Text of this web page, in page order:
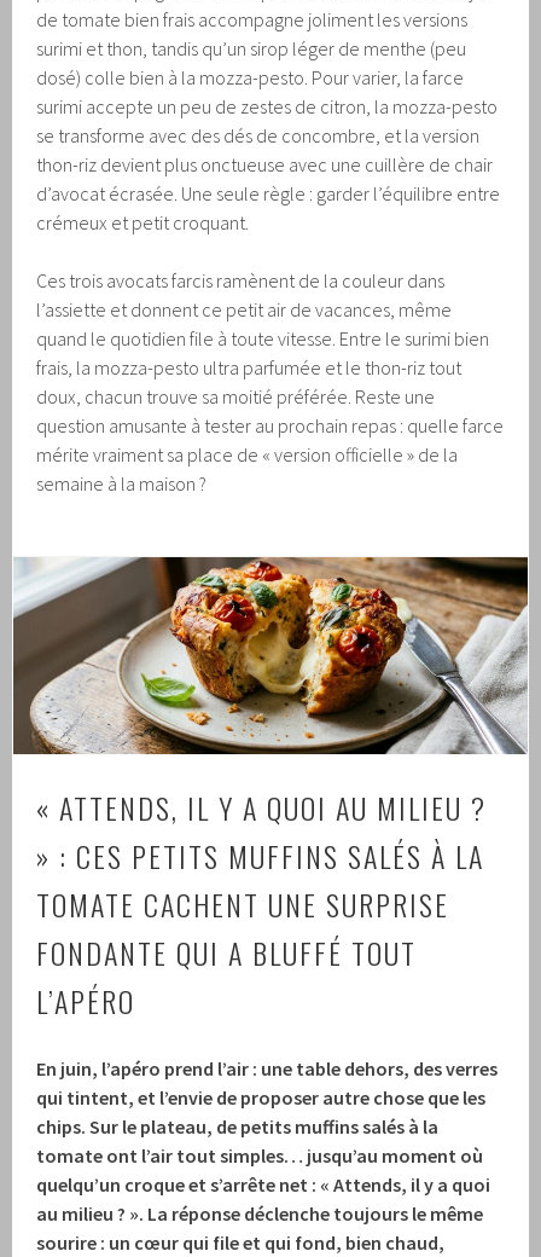
de tomate bien frais accompagne joliment les versions
surimi et thon, tandis qu’un sirop léger de menthe (peu
dosé) colle bien à la mozza-pesto. Pour varier, la farce
surimi accepte un peu de zestes de citron, la mozza-pesto
se transforme avec des dés de concombre, et la version
thon-riz devient plus onctueuse avec une cuillère de chair
d’avocat écrasée. Une seule règle : garder l’équilibre entre
crémeux et petit croquant.
Ces trois avocats farcis ramènent de la couleur dans
l’assiette et donnent ce petit air de vacances, même
quand le quotidien file à toute vitesse. Entre le surimi bien
frais, la mozza-pesto ultra parfumée et le thon-riz tout
doux, chacun trouve sa moitié préférée. Reste une
question amusante à tester au prochain repas : quelle farce
mérite vraiment sa place de « version officielle » de la
semaine à la maison ?
« ATTENDS, IL Y A QUOI AU MILIEU ?
» : CES PETITS MUFFINS SALÉS À LA
TOMATE CACHENT UNE SURPRISE
FONDANTE QUI A BLUFFÉ TOUT
L’APÉRO
En juin, l’apéro prend l’air : une table dehors, des verres
qui tintent, et l’envie de proposer autre chose que les
chips. Sur le plateau, de petits muffins salés à la
tomate ont l’air tout simples… jusqu’au moment où
quelqu’un croque et s’arrête net : « Attends, il y a quoi
au milieu ? ». La réponse déclenche toujours le même
sourire : un cœur qui file et qui fond, bien chaud,